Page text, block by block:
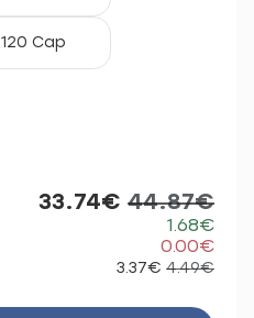
120 Cap
33.74€ 44.87€
1.68€
0.00€
3.37€ 4.49€